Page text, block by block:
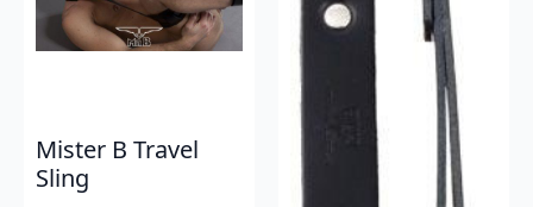
Mister B Travel
Sling